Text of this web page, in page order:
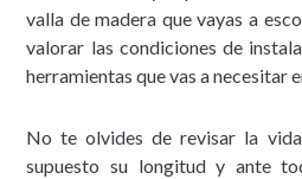
valla de madera que vayas a
valorar las condiciones de
herramientas que vas a necesitar
No te olvides de revisar la
supuesto su longitud y ante